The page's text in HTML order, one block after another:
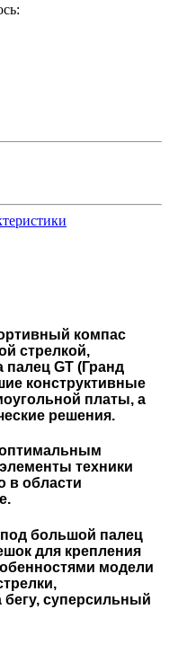
компас
стрелкой,
палец GT (Гранд
конструктивные
платы, а
решения.
оптимальным
техники
в области
большой палец
для крепления
модели
бегу, суперсильный